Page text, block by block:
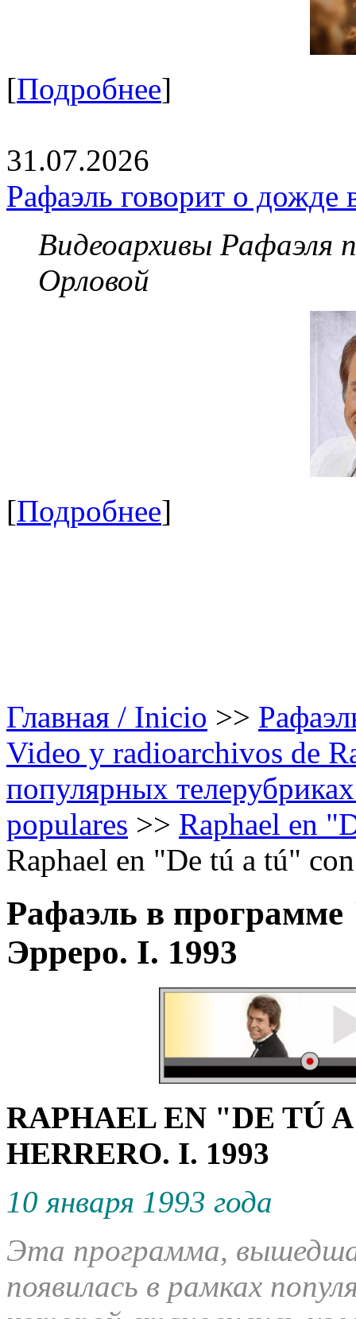
[Подробнее]
31.07.2026
Рафаэль говорит о дожде
Видеоархивы Рафаэля
Орловой
[Подробнее]
Главная / Inicio >>
Video y radioarchivos de
популярных
populares >> Raphael en
Raphael en "De tú a tú"
Рафаэль в
Эрреро. I. 1993
RAPHAEL EN "DE TÚ
HERRERO. I. 1993
10 января 1993 года
Эта программа,
появилась в рамках